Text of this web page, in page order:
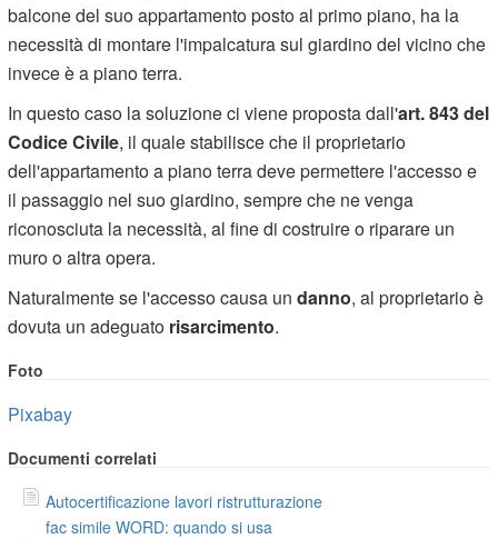
balcone del suo appartamento posto al primo piano, ha la
necessità di montare l'impalcatura sul giardino del vicino che
invece è a piano terra.
In questo caso la soluzione ci viene proposta dall'art. 843 del
Codice Civile, il quale stabilisce che il proprietario
dell'appartamento a piano terra deve permettere l'accesso e
il passaggio nel suo giardino, sempre che ne venga
riconosciuta la necessità, al fine di costruire o riparare un
muro o altra opera.
Naturalmente se l'accesso causa undanno, al proprietario è
dovuta un adeguato risarcimento.
Foto
Pixabay
Documenti correlati
Autocertificazione lavori ristrutturazione
fac simile WORD: quando si usa